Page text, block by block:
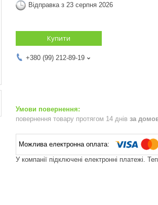
Відправка з 23 серпня 2026
Купити
+380 (99) 212-89-19
повернення товару протягом 14 днів за
У компанії підключені електронні платежі.